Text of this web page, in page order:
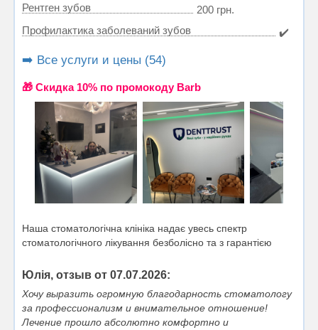
Рентген зубов
200 грн.
Профилактика заболеваний зубов
✔️
➡️ Все услуги и цены (54)
🎁 Cкидка 10% по промокоду Barb
Наша стоматологічна клініка надає увесь спектр
стоматологічного лікування безболісно та з гарантією
Юлія, отзыв от 07.07.2026:
Хочу выразить огромную благодарность стоматологу
за профессионализм и внимательное отношение!
Лечение прошло абсолютно комфортно и